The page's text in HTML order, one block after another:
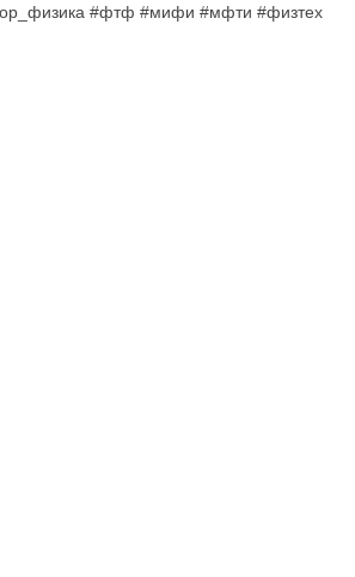
#фтф #мифи #мфти #физтех